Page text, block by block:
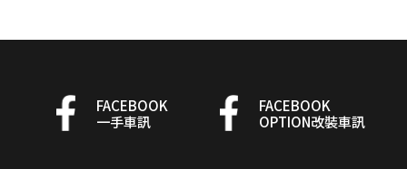
FACEBOOK
一手車訊
FACEBOOK
OPTION改裝車訊